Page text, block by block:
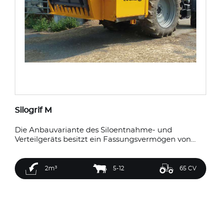
Silogrif M
Die Anbauvariante des Siloentnahme- und
Verteilgeräts besitzt ein Fassungsvermögen von…
2m³ 5-12 65 CV